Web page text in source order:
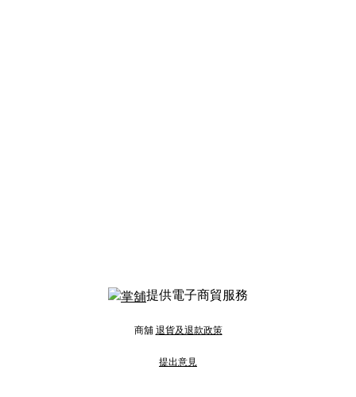
提供電子商貿服務
商舖 退貨及退款政策
提出意見